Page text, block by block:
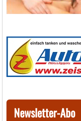
Newsletter-Abo